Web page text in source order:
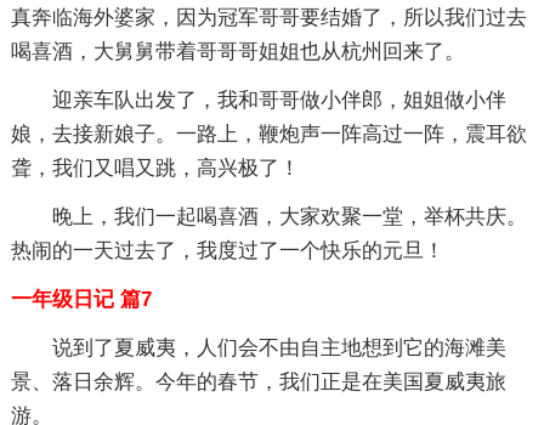
真奔临海外婆家，因为冠军哥哥要结婚了，所以我们过去
喝喜酒，大舅舅带着哥哥哥姐姐也从杭州回来了。
迎亲车队出发了，我和哥哥做小伴郎，姐姐做小伴
娘，去接新娘子。一路上，鞭炮声一阵高过一阵，震耳欲
聋，我们又唱又跳，高兴极了！
晚上，我们一起喝喜酒，大家欢聚一堂，举杯共庆。
热闹的一天过去了，我度过了一个快乐的元旦！
一年级日记 篇7
说到了夏威夷，人们会不由自主地想到它的海滩美
景、落日余辉。今年的春节，我们正是在美国夏威夷旅
游。